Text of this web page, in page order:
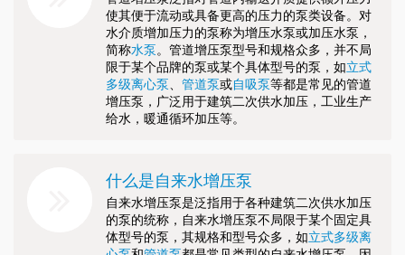
使其便于流动或具备更高的压力的泵类设备。对
水介质增加压力的泵称为增压水泵或加压水泵，
简称水泵。管道增压泵型号和规格众多，并不局
限于某个品牌的泵或某个具体型号的泵，如立式
多级离心泵
管道泵或自吸泵等都是常见的管道
增压泵，广泛用于建筑二次供水加压，工业生产
给水，暖通循环加压等。
什么是自来水增压泵
自来水增压泵是泛指用于各种建筑二次供水加压
的泵的统称，自来水增压泵不局限于某个固定具
体型号的泵，其规格和型号众多，如立式多级离